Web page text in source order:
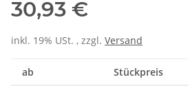
30,93 €
inkl. 19% USt. , zzgl. Versand
ab Stückpreis